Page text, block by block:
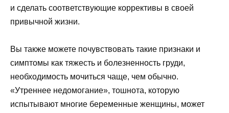
и сделать соответствующие коррективы в своей
привычной жизни.
Вы также можете почувствовать такие признаки и
симптомы как тяжесть и болезненность груди,
необходимость мочиться чаще, чем обычно.
«Утреннее недомогание», тошнота, которую
испытывают многие беременные женщины, может